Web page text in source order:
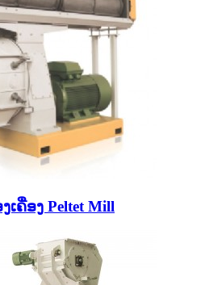
ຄື່ອງ Peltet Mill